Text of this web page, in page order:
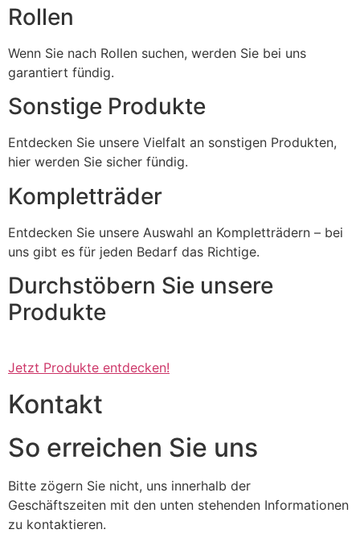
Rollen
Wenn Sie nach Rollen suchen, werden Sie bei uns
garantiert fündig.
Sonstige Produkte
Entdecken Sie unsere Vielfalt an sonstigen Produkten,
hier werden Sie sicher fündig.
Kompletträder
Entdecken Sie unsere Auswahl an Kompletträdern – bei
uns gibt es für jeden Bedarf das Richtige.
Durchstöbern Sie unsere
Produkte
Jetzt Produkte entdecken!
Kontakt
So erreichen Sie uns
Bitte zögern Sie nicht, uns innerhalb der
Geschäftszeiten mit den unten stehenden Informationen
zu kontaktieren.